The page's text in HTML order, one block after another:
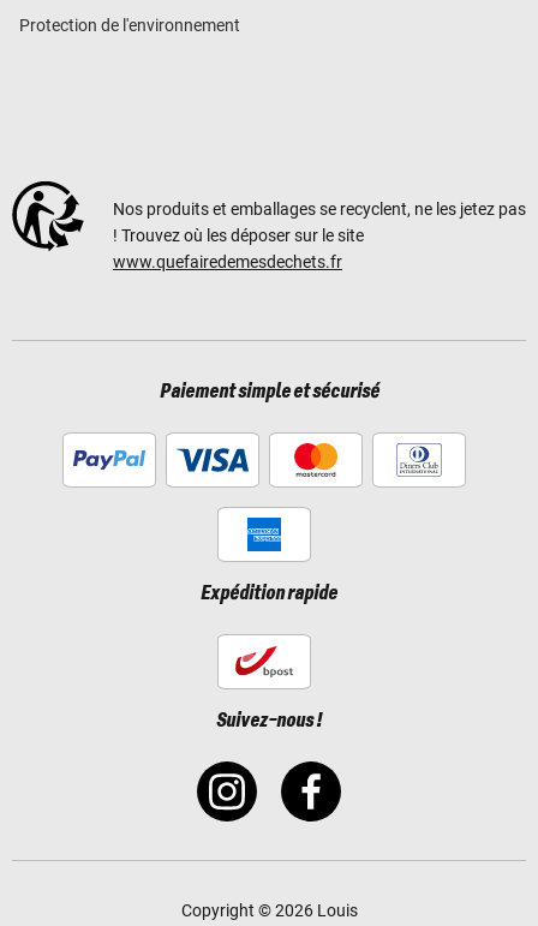
Protection de l'environnement
Nos produits et emballages se recyclent, ne les jetez pas
! Trouvez où les déposer sur le site
www.quefairedemesdechets.fr
Paiement simple et sécurisé
Expédition rapide
Suivez-nous !
Copyright © 2026 Louis